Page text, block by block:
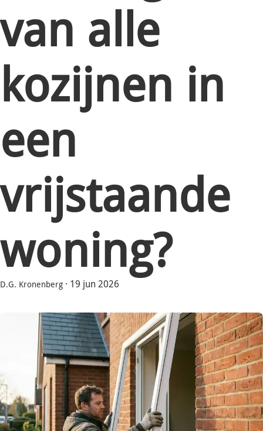
van alle
kozijnen in
een
vrijstaande
woning?
D.G. Kronenberg · 19 jun 2026